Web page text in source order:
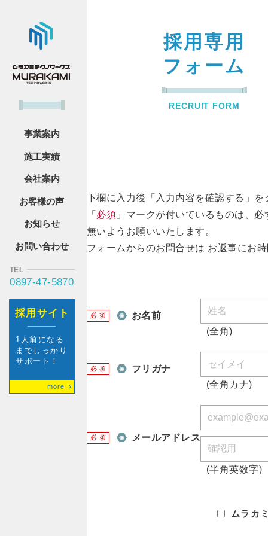
事業案内
施工実績
会社案内
お客様の声
お知らせ
お問い合わせ
TEL
0897-47-5870
採用サイト
1人前になる
までしっかり
サポート！
more
採用専用
フォーム
RECRUIT FORM
下欄に入力後「入力内容を確認する」
「 必須 」マークが付いているものは、
無いようお願いいたします。
フォームからのお問合せは お返事にお
お名前
必 須
(全角)
フリガナ
必 須
(全角カナ)
メールアドレス
必 須
(半角英数字)
ムラカ